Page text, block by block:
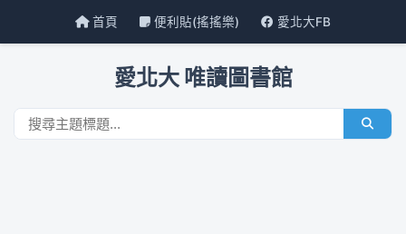
首頁 便利貼(搖搖樂) 愛北大FB
愛北大 唯讀圖書館